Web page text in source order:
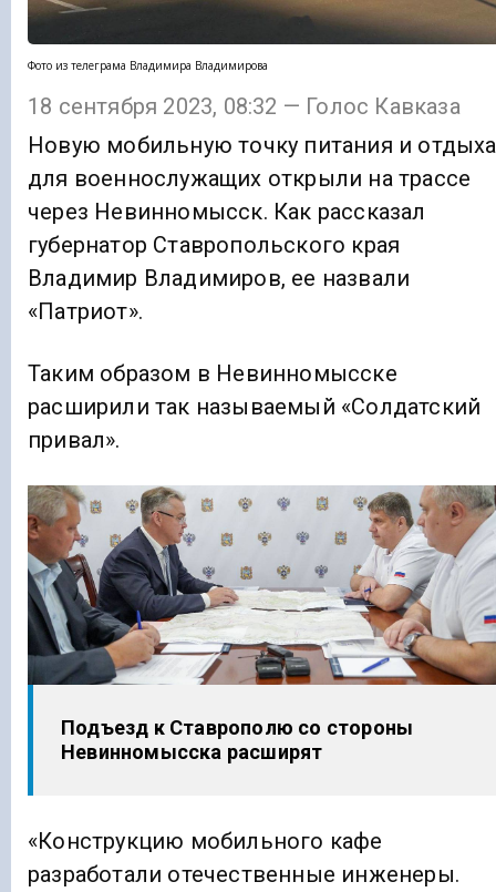
Фото из телеграма Владимира Владимирова
18 сентября 2023, 08:32 — Голос Кавказа
Новую мобильную точку питания и отдыха
для военнослужащих открыли на трассе
через Невинномысск. Как рассказал
губернатор Ставропольского края
Владимир Владимиров, ее назвали
«Патриот».
Таким образом в Невинномысске
расширили так называемый «Солдатский
привал».
Подъезд к Ставрополю со стороны
Невинномысска расширят
«Конструкцию мобильного кафе
разработали отечественные инженеры.